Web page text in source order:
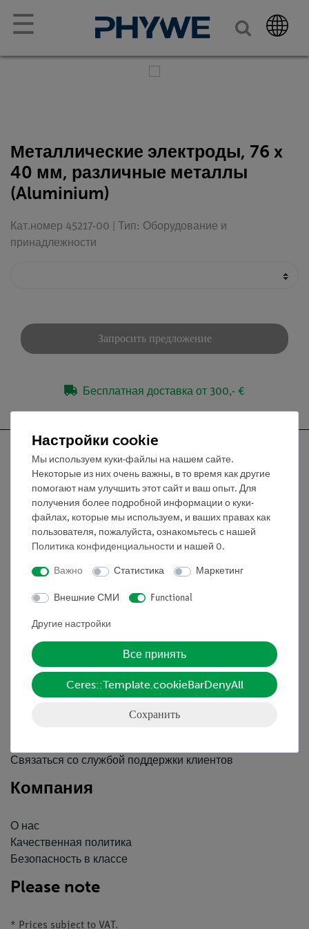
☰
Металлические электроды, 76 x
40 мм, различные металлы
(Aluminium)
Кат.номер 45217-00 | Тип: Оборудование и
принадлежности
Запросить предложение
Бесплатная доставка от 300,- €
Nach oben
Информация
Контактное лицо
Условия сотрудничества
Вводные данные
Обслуживание
Краткий обзор услуг
Связаться со службой поддержки клиентов
Компания
О нас
Качественная политика
Безопасность в классе
Please note
* Prices subject to VAT.
Настройки cookie
Мы используем куки-файлы на нашем сайте.
Некоторые из них очень важны, в то время как другие
помогают нам улучшить этот сайт и ваш опыт. Для
получения более подробной информации о куки-
файлах, которые мы используем, и ваших правах как
пользователя, пожалуйста, ознакомьтесь с нашей
Политика конфиденциальности и нашей 0.
Важно Статистика Маркетинг
Внешние СМИ Functional
Другие настройки
Все принять
Ceres::Template.cookieBarDenyAll
Сохранить